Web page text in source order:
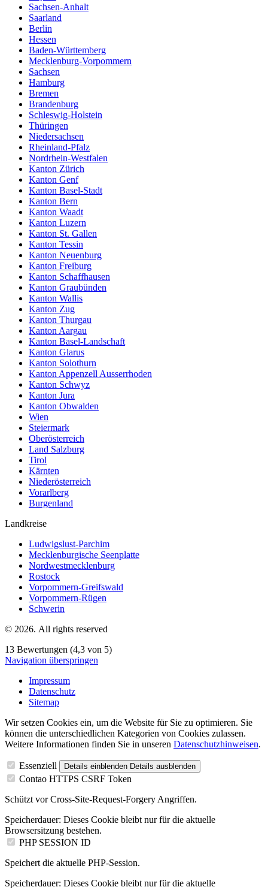
Sachsen-Anhalt
Saarland
Berlin
Hessen
Baden-Württemberg
Mecklenburg-Vorpommern
Sachsen
Hamburg
Bremen
Brandenburg
Schleswig-Holstein
Thüringen
Niedersachsen
Rheinland-Pfalz
Nordrhein-Westfalen
Kanton Zürich
Kanton Genf
Kanton Basel-Stadt
Kanton Bern
Kanton Waadt
Kanton Luzern
Kanton St. Gallen
Kanton Tessin
Kanton Neuenburg
Kanton Freiburg
Kanton Schaffhausen
Kanton Graubünden
Kanton Wallis
Kanton Zug
Kanton Thurgau
Kanton Aargau
Kanton Basel-Landschaft
Kanton Glarus
Kanton Solothurn
Kanton Appenzell Ausserrhoden
Kanton Schwyz
Kanton Jura
Kanton Obwalden
Wien
Steiermark
Oberösterreich
Land Salzburg
Tirol
Kärnten
Niederösterreich
Vorarlberg
Burgenland
Landkreise
Ludwigslust-Parchim
Mecklenburgische Seenplatte
Nordwestmecklenburg
Rostock
Vorpommern-Greifswald
Vorpommern-Rügen
Schwerin
© 2026. All rights reserved
13 Bewertungen (4,3 von 5)
Navigation überspringen
Impressum
Datenschutz
Sitemap
Wir setzen Cookies ein, um die Website für Sie zu optimieren. Sie
können die unterschiedlichen Kategorien von Cookies zulassen.
Weitere Informationen finden Sie in unseren Datenschutzhinweisen.
Essenziell Details einblenden Details ausblenden
Contao HTTPS CSRF Token
Schützt vor Cross-Site-Request-Forgery Angriffen.
Speicherdauer: Dieses Cookie bleibt nur für die aktuelle
Browsersitzung bestehen.
PHP SESSION ID
Speichert die aktuelle PHP-Session.
Speicherdauer: Dieses Cookie bleibt nur für die aktuelle